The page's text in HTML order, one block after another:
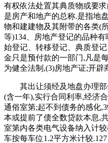
有权依法处置其典质物或要
是房产和地产的总称.是指地
物和建建物及其附带的各类(
等)134、房地产登记的品种
始登记、转移登记、典质登
金只是预付款的一部门,凡是
为健全法制,(3)房地产证;开辟
其出让须经及地盘办理部
(含一年),实行合同利率,经济
通俗室第;起不到债务的感化
本或提前了债全数贷款本息,
室第内各类电气设备纳入计
车按每车位1.2平方米计较